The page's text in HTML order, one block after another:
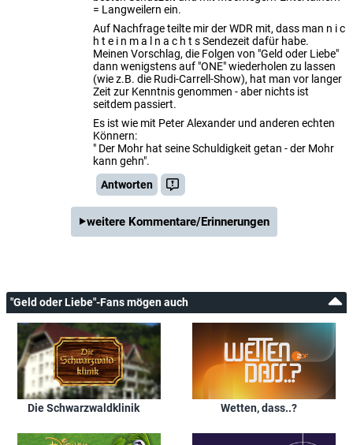
= Langweilern ein.
Auf Nachfrage teilte mir der WDR mit, dass man n i c
h t e i n m a l n a c h t s Sendezeit dafür habe.
Meinen Vorschlag, die Folgen von "Geld oder Liebe"
dann wenigstens auf "ONE" wiederholen zu lassen
(wie z.B. die Rudi-Carrell-Show), hat man vor langer
Zeit zur Kenntnis genommen - aber nichts ist
seitdem passiert.
Es ist wie mit Peter Alexander und anderen echten
Könnern:
" Der Mohr hat seine Schuldigkeit getan - der Mohr
kann gehn".
Antworten
weitere Kommentare/Erinnerungen
"Geld oder Liebe"-Fans mögen auch
Die Schwarzwaldklinik Wetten, dass..?